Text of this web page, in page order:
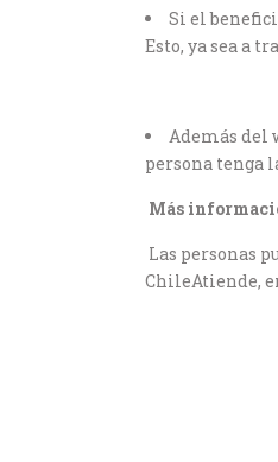
Si el
Esto, ya sea a
Además del
persona tenga
Más
Las personas
ChileAtiende,